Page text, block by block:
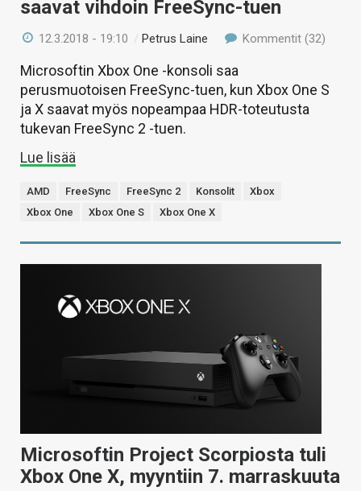
saavat vihdoin FreeSync-tuen
12.3.2018 - 19:10 / Petrus Laine Kommentit (32)
Microsoftin Xbox One -konsoli saa
perusmuotoisen FreeSync-tuen, kun Xbox One S
ja X saavat myös nopeampaa HDR-toteutusta
tukevan FreeSync 2 -tuen.
Lue lisää
AMD FreeSync FreeSync 2 Konsolit
Xbox
Xbox One
Xbox One S Xbox One X
Microsoftin Project Scorpiosta tuli
Xbox One X, myyntiin 7. marraskuuta